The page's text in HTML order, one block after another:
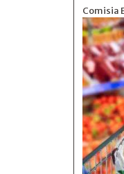
Comisia